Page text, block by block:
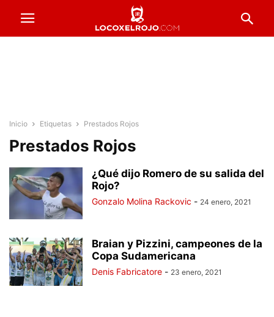
Inicio Etiquetas Prestados Rojos
Prestados Rojos
¿Qué dijo Romero de su salida del
Rojo?
Gonzalo Molina Rackovic - 24 enero, 2021
Braian y Pizzini, campeones de la
Copa Sudamericana
Denis Fabricatore - 23 enero, 2021